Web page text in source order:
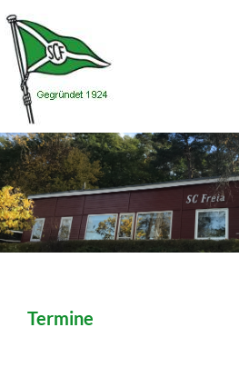
Termine